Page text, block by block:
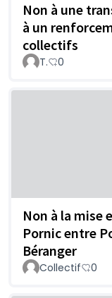
Non à une
à un
collectifs
T. 0
Non à la mise
Pornic entre
Béranger
Collectif 0